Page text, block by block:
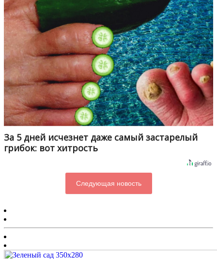
За 5 дней исчезнет даже самый застарелый
грибок: вот хитрость
Следующая новость